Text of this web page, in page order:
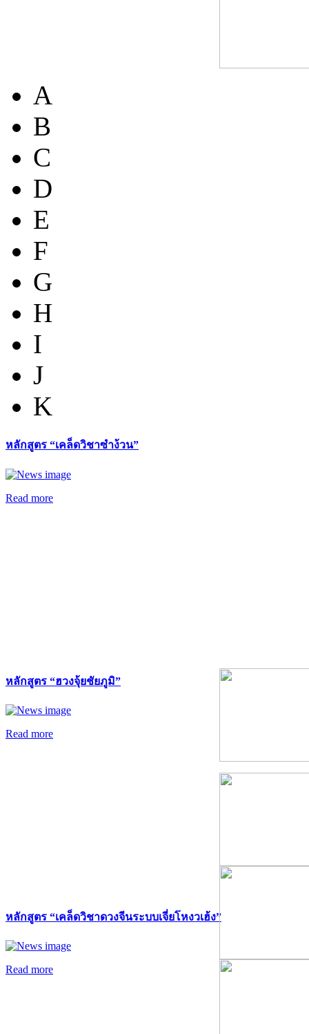
A
B
C
D
E
F
G
H
I
J
K
หลักสูตร “เคล็ดวิชาซำง้วน”
Read more
หลักสูตร “ฮวงจุ้ยชัยภูมิ”
Read more
หลักสูตร “เคล็ดวิชาดวงจีนระบบเจี่ยโหงวเฮ้ง”
Read more